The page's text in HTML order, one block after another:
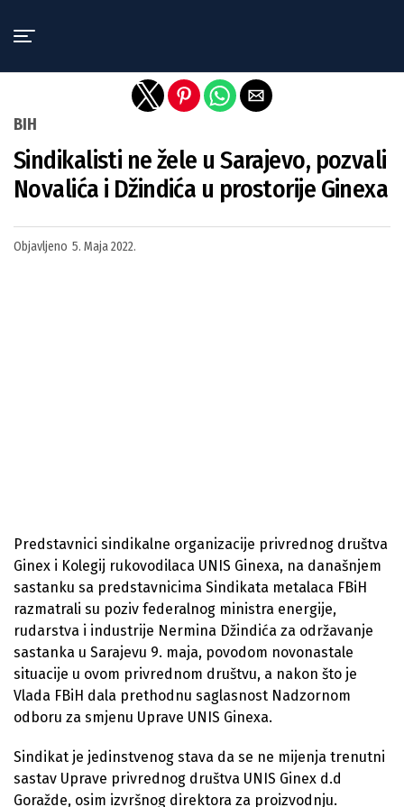
BIH
Sindikalisti ne žele u Sarajevo, pozvali
Novalića i Džindića u prostorije Ginexa
Objavljeno 5. Maja 2022.
Predstavnici sindikalne organizacije privrednog društva
Ginex i Kolegij rukovodilaca UNIS Ginexa, na današnjem
sastanku sa predstavnicima Sindikata metalaca FBiH
razmatrali su poziv federalnog ministra energije,
rudarstva i industrije Nermina Džindića za održavanje
sastanka u Sarajevu 9. maja, povodom novonastale
situacije u ovom privrednom društvu, a nakon što je
Vlada FBiH dala prethodnu saglasnost Nadzornom
odboru za smjenu Uprave UNIS Ginexa.
Sindikat je jedinstvenog stava da se ne mijenja trenutni
sastav Uprave privrednog društva UNIS Ginex d.d
Goražde, osim izvršnog direktora za proizvodnju.